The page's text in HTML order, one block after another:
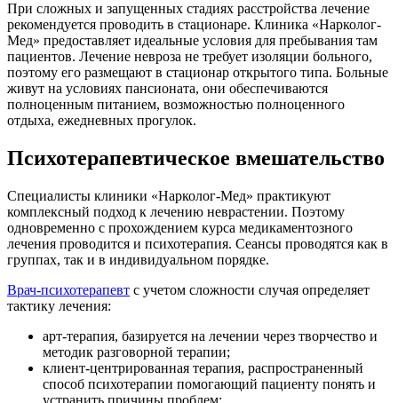
При сложных и запущенных стадиях расстройства лечение
рекомендуется проводить в стационаре. Клиника «Нарколог-
Мед» предоставляет идеальные условия для пребывания там
пациентов. Лечение невроза не требует изоляции больного,
поэтому его размещают в стационар открытого типа. Больные
живут на условиях пансионата, они обеспечиваются
полноценным питанием, возможностью полноценного
отдыха, ежедневных прогулок.
Психотерапевтическое вмешательство
Специалисты клиники «Нарколог-Мед» практикуют
комплексный подход к лечению неврастении. Поэтому
одновременно с прохождением курса медикаментозного
лечения проводится и психотерапия. Сеансы проводятся как в
группах, так и в индивидуальном порядке.
Врач-психотерапевт с учетом сложности случая определяет
тактику лечения:
арт-терапия, базируется на лечении через творчество и
методик разговорной терапии;
клиент-центрированная терапия, распространенный
способ психотерапии помогающий пациенту понять и
устранить причины проблем;